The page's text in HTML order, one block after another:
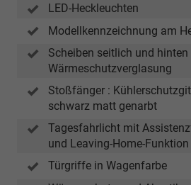
LED-Heckleuchten
Modellkennzeichnung am
Scheiben seitlich und hinten
Wärmeschutzverglasung
Stoßfänger :
schwarz matt genarbt
Tagesfahrlicht mit
und Leaving-Home-
Türgriffe in Wagenfarbe